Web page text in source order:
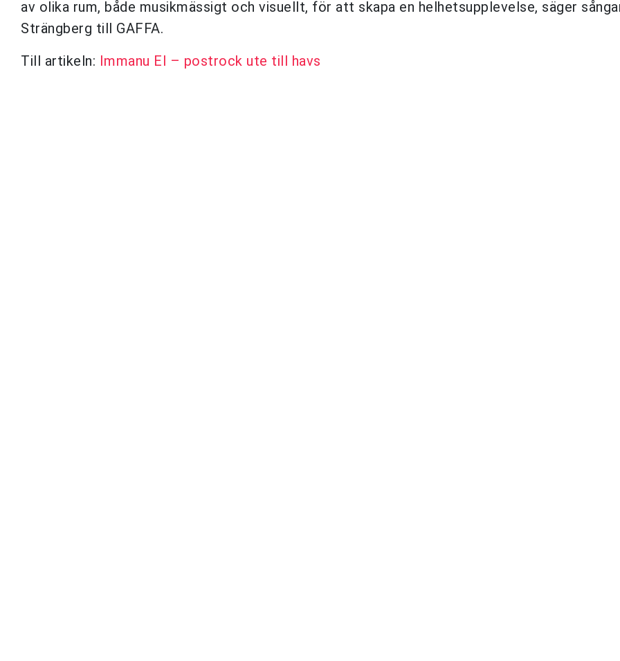
av olika rum, både musikmässigt och visuellt, för att skapa en helhetsupplevelse, säger
Strängberg till GAFFA.
Till artikeln: Immanu El – postrock ute till havs